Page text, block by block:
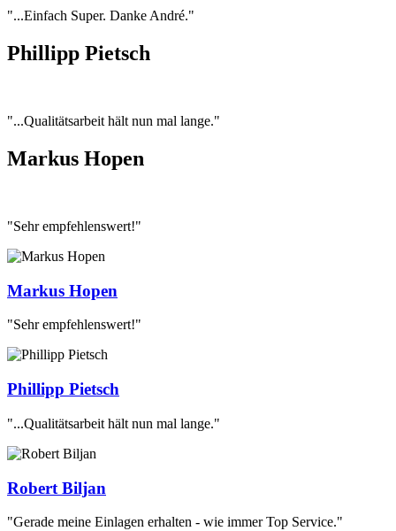
"...Einfach Super. Danke André."
Phillipp Pietsch
"...Qualitätsarbeit hält nun mal lange."
Markus Hopen
"Sehr empfehlenswert!"
Markus Hopen
"Sehr empfehlenswert!"
Phillipp Pietsch
"...Qualitätsarbeit hält nun mal lange."
Robert Biljan
"Gerade meine Einlagen erhalten - wie immer Top Service."